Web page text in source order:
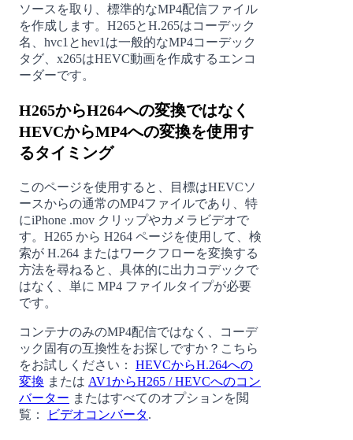
ソースを取り、標準的なMP4配信ファイル
を作成します。H265とH.265はコーデック
名、hvc1とhev1は一般的なMP4コーデック
タグ、x265はHEVC動画を作成するエンコ
ーダーです。
H265からH264への変換ではなく
HEVCからMP4への変換を使用す
るタイミング
このページを使用すると、目標はHEVCソ
ースからの通常のMP4ファイルであり、特
にiPhone .mov クリップやカメラビデオで
す。H265 から H264 ページを使用して、検
索が H.264 またはワークフローを変換する
方法を尋ねると、具体的に出力コデックで
はなく、単に MP4 ファイルタイプが必要
です。
コンテナのみのMP4配信ではなく、コーデ
ック固有の互換性をお探しですか？こちら
をお試しください： HEVCからH.264への
変換 または AV1からH265 / HEVCへのコン
バーター またはすべてのオプションを閲
覧：
ビデオコンバータ.